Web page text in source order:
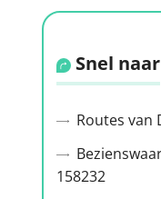
Snel naar
Routes van
158232